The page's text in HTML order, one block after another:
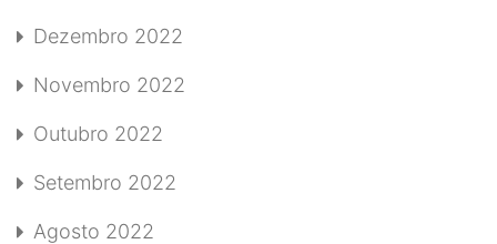
Dezembro 2022
Novembro 2022
Outubro 2022
Setembro 2022
Agosto 2022